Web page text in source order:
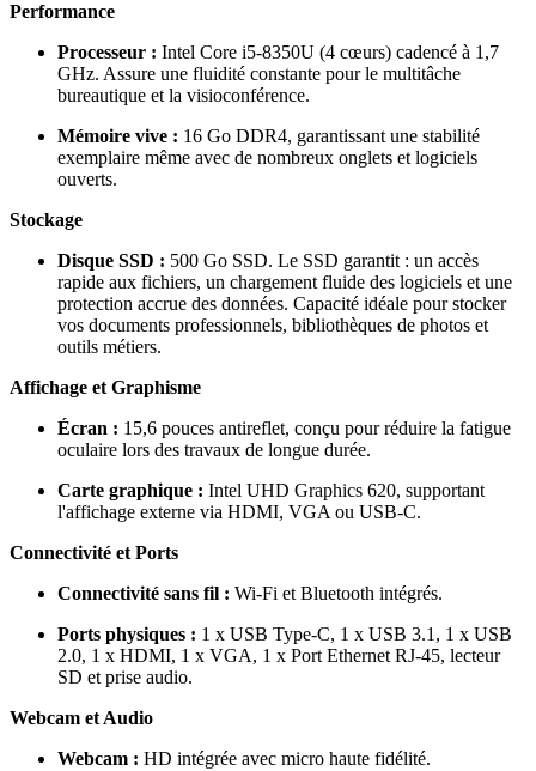
Performance
Processeur : Intel Core i5-8350U (4 cœurs) cadencé à 1,7
GHz. Assure une fluidité constante pour le multitâche
bureautique et la visioconférence.
Mémoire vive : 16 Go DDR4, garantissant une stabilité
exemplaire même avec de nombreux onglets et logiciels
ouverts.
Stockage
Disque SSD : 500 Go SSD. Le SSD garantit : un accès
rapide aux fichiers, un chargement fluide des logiciels et une
protection accrue des données. Capacité idéale pour stocker
vos documents professionnels, bibliothèques de photos et
outils métiers.
Affichage et Graphisme
Écran : 15,6 pouces antireflet, conçu pour réduire la fatigue
oculaire lors des travaux de longue durée.
Carte graphique : Intel UHD Graphics 620, supportant
l'affichage externe via HDMI, VGA ou USB-C.
Connectivité et Ports
Connectivité sans fil : Wi-Fi et Bluetooth intégrés.
Ports physiques : 1 x USB Type-C, 1 x USB 3.1, 1 x USB
2.0, 1 x HDMI, 1 x VGA, 1 x Port Ethernet RJ-45, lecteur
SD et prise audio.
Webcam et Audio
Webcam : HD intégrée avec micro haute fidélité.